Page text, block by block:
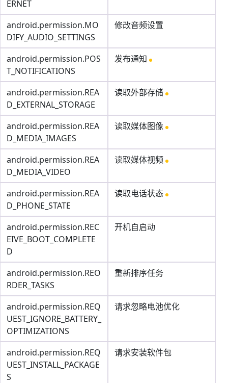
ERNET
android.permission.MO
DIFY_AUDIO_SETTINGS
修改音频设置
android.permission.POS
T_NOTIFICATIONS
发布通知
android.permission.REA
D_EXTERNAL_STORAGE
读取外部存储
android.permission.REA
D_MEDIA_IMAGES
读取媒体图像
android.permission.REA
D_MEDIA_VIDEO
读取媒体视频
android.permission.REA
D_PHONE_STATE
读取电话状态
android.permission.REC
EIVE_BOOT_COMPLETE
D
开机自启动
android.permission.REO
RDER_TASKS
重新排序任务
android.permission.REQ
UEST_IGNORE_BATTERY_
OPTIMIZATIONS
请求忽略电池优化
android.permission.REQ
UEST_INSTALL_PACKAGE
S
请求安装软件包